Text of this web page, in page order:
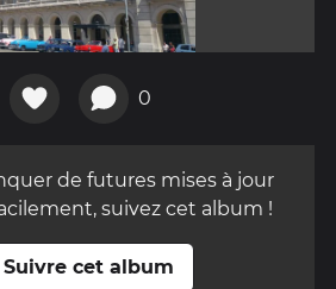
0
de futures mises à jour
suivez cet album !
Suivre cet album